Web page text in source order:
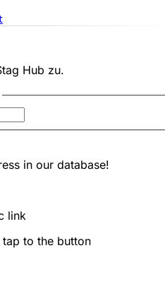
Hub zu.
in our database!
link
tap to the button